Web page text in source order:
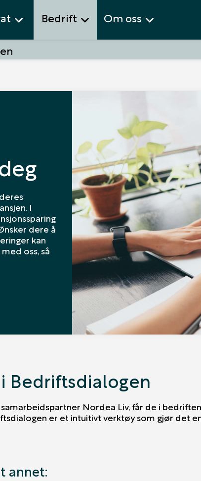
Bedrift Om oss
I
dere å
kan
oss, så
Bedriftsdialogen
Nordea Liv, får de i
er et intuitivt verktøy som gjør det
annet: